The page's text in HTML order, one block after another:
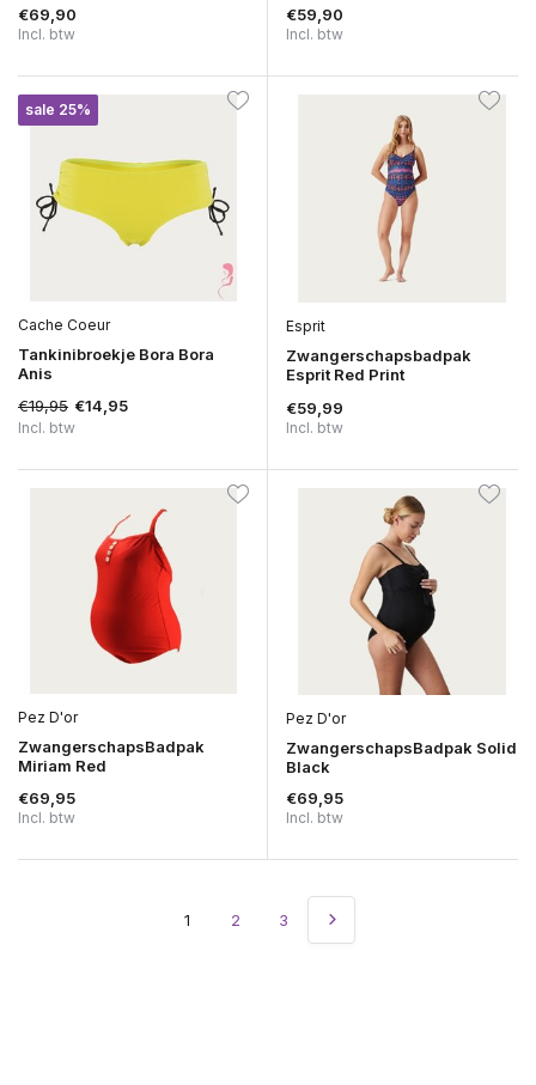
€69,90
Incl. btw
€59,90
Incl. btw
sale 25%
Cache Coeur
Tankinibroekje Bora Bora
Anis
€19,95 €14,95
Incl. btw
Esprit
Zwangerschapsbadpak
Esprit Red Print
€59,99
Incl. btw
Pez D'or
ZwangerschapsBadpak
Miriam Red
€69,95
Incl. btw
Pez D'or
ZwangerschapsBadpak Solid
Black
€69,95
Incl. btw
1 2 3